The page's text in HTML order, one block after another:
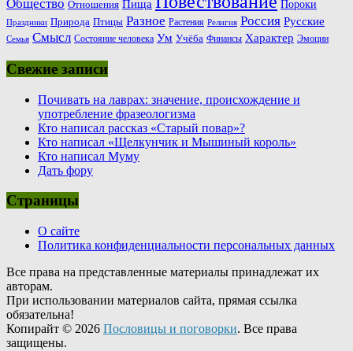
Общество Отношения Пища Пороки
Праздники Природа Птицы Разное Растения Религия Россия Русские
Семья Смысл Состояние человека Ум Учёба Финансы Характер Эмоции
Свежие записи
Почивать на лаврах: значение, происхождение и
употребление фразеологизма
Кто написал рассказ «Старый повар»?
Кто написал «Щелкунчик и Мышиный король»
Кто написал Муму
Дать фору
Страницы
О сайте
Политика конфиденциальности персональных данных
Все права на представленные материалы принадлежат их
авторам.
При использовании материалов сайта, прямая ссылка
обязательна!
Копирайт © 2026 Пословицы и поговорки. Все права
защищены.